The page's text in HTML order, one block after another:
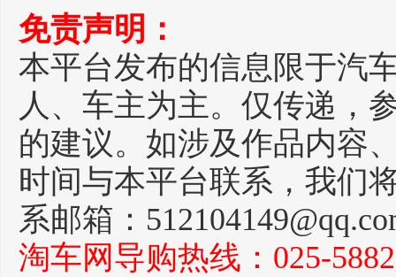
免责声明：
本平台发布的信息限于汽
人、车主为主。仅传递，
的建议。如涉及作品内容
时间与本平台联系，我们
系邮箱：
淘车网导购热线：025-